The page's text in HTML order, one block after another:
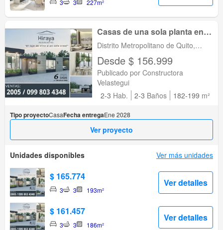
3 3 227m²
Casas de una sola planta en
Venta | Hiraya Residencias
Sector Tumbaco
Distrito Metropolitano de Quito,
Tumbaco, Pichincha
Desde $ 156.999
Publicado por Constructora
Velastegui
2-3 Hab. 2-3 Baños 182-199 m²
Tipo proyectoCasaFecha entregaEne 2028
Ver proyecto
Unidades disponibles Ver más unidades
$ 165.774
3 3 193m²
Ver detalles
$ 161.457
3 3 186m²
Ver detalles